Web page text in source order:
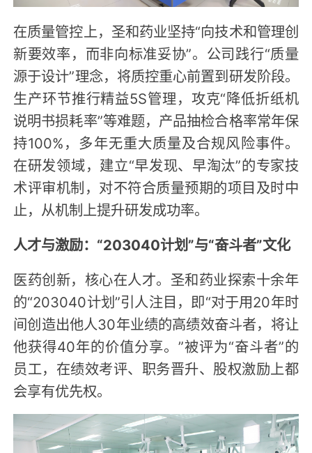
在质量管控上，圣和药业坚持“向技术和管理创
新要效率，而非向标准妥协”。公司践行“质量
源于设计”理念，将质控重心前置到研发阶段。
生产环节推行精益5S管理，攻克“降低折纸机
说明书损耗率”等难题，产品抽检合格率常年保
持100%，多年无重大质量及合规风险事件。
在研发领域，建立“早发现、早淘汰”的专家技
术评审机制，对不符合质量预期的项目及时中
止，从机制上提升研发成功率。
人才与激励：“203040计划”与“奋斗者”文化
医药创新，核心在人才。圣和药业探索十余年
的“203040计划”引人注目，即“对于用20年时
间创造出他人30年业绩的高绩效奋斗者，将让
他获得40年的价值分享。”被评为“奋斗者”的
员工，在绩效考评、职务晋升、股权激励上都
会享有优先权。